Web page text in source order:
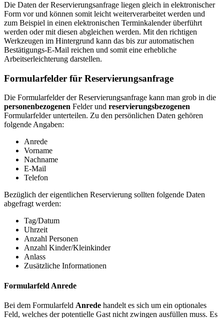
Die Daten der Reservierungsanfrage liegen gleich in elektronischer
Form vor und können somit leicht weiterverarbeitet werden und
zum Beispiel in einen elektronischen Terminkalender überführt
werden oder mit diesen abgleichen werden. Mit den richtigen
Werkzeugen im Hintergrund kann das bis zur automatischen
Bestätigungs-E-Mail reichen und somit eine erhebliche
Arbeitserleichterung darstellen.
Formularfelder für Reservierungsanfrage
Die Formularfelder der Reservierungsanfrage kann man grob in die
personenbezogenen Felder und reservierungsbezogenen
Formularfelder unterteilen. Zu den persönlichen Daten gehören
folgende Angaben:
Anrede
Vorname
Nachname
E-Mail
Telefon
Bezüglich der eigentlichen Reservierung sollten folgende Daten
abgefragt werden:
Tag/Datum
Uhrzeit
Anzahl Personen
Anzahl Kinder/Kleinkinder
Anlass
Zusätzliche Informationen
Formularfeld Anrede
Bei dem Formularfeld Anrede handelt es sich um ein optionales
Feld, welches der potentielle Gast nicht zwingen ausfüllen muss. Es